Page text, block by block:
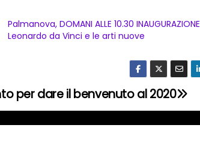
Palmanova, DOMANI ALLE 10.30 INAUGURAZIONE
Leonardo da Vinci e le arti nuove
per dare il benvenuto al 2020